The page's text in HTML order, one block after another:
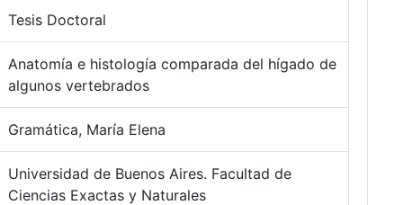
Tesis Doctoral
Anatomía e histología comparada del hígado de
algunos vertebrados
Gramática, María Elena
Universidad de Buenos Aires. Facultad de
Ciencias Exactas y Naturales